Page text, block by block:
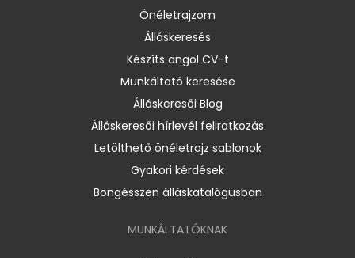
Önéletrajzom
Álláskeresés
Készíts angol CV-t
Munkáltató keresése
Álláskeresői Blog
Álláskeresői hírlevél feliratkozás
Letölthető önéletrajz sablonok
Gyakori kérdések
Böngésszen álláskatalógusban
MUNKÁLTATÓKNAK